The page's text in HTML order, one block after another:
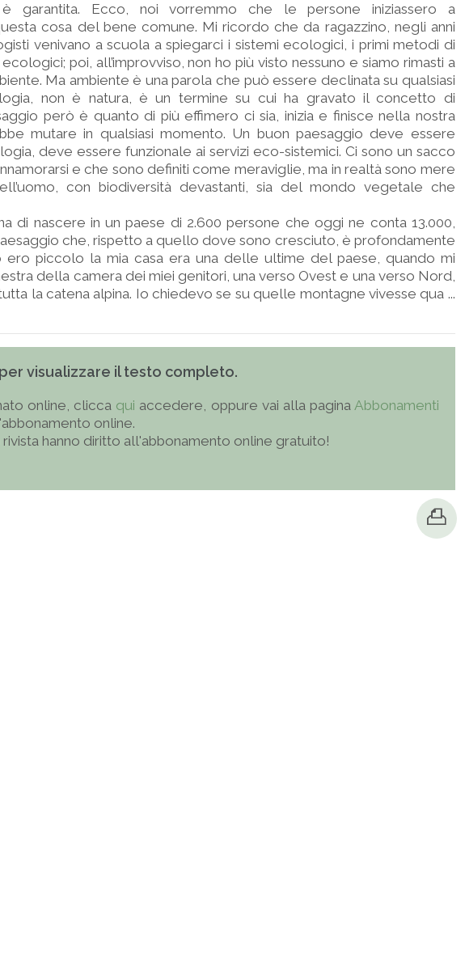
è garantita. Ecco, noi vorremmo che le persone iniziassero a
cosa del bene comune. Mi ricordo che da ragazzino, negli anni
venivano a scuola a spiegarci i sistemi ecologici, i primi metodi di
poi, all’improvviso, non ho più visto nessuno e siamo rimasti a
Ma ambiente è una parola che può essere declinata su qualsiasi
non è natura, è un termine su cui ha gravato il concetto di
però è quanto di più effimero ci sia, inizia e finisce nella nostra
mutare in qualsiasi momento. Un buon paesaggio deve essere
deve essere funzionale ai servizi eco-sistemici. Ci sono un sacco
e che sono definiti come meraviglie, ma in realtà sono mere
con biodiversità devastanti, sia del mondo vegetale che
di nascere in un paese di 2.600 persone che oggi ne conta 13.000,
che, rispetto a quello dove sono cresciuto, è profondamente
ero piccolo la mia casa era una delle ultime del paese, quando mi
della camera dei miei genitori, una verso Ovest e una verso Nord,
la catena alpina. Io chiedevo se su quelle montagne vivesse qua ...
visualizzare il testo completo.
online, clicca qui accedere, oppure vai alla pagina Abbonamenti
online.
rivista hanno diritto all'abbonamento online gratuito!